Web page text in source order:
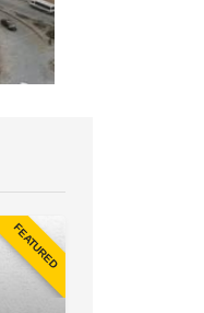
FEATURED